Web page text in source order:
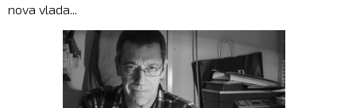
nova vlada...